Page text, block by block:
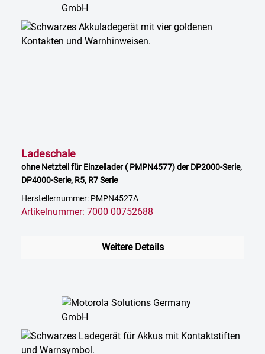
Ladeschale
ohne Netzteil für Einzellader ( PMPN4577) der DP2000-Serie,
DP4000-Serie, R5, R7 Serie
Herstellernummer: PMPN4527A
Artikelnummer: 7000 00752688
Weitere Details